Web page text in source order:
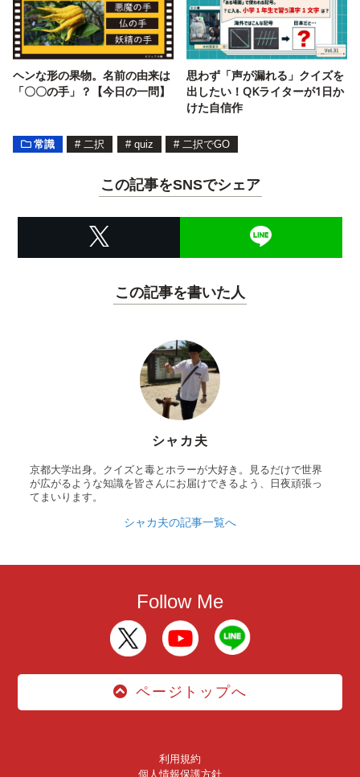
ヘンな形の果物。名前の由来は
「〇〇の手」？【今日の一問】
思わず「声が漏れる」クイズを
出したい！QKライターが1日か
けた自信作
常識 # 二択 # quiz # 二択でGO
この記事をSNSでシェア
この記事を書いた人
シャカ夫
京都大学出身。クイズと毒とホラーが大好き。見るだけで世界
が広がるような知識を皆さんにお届けできるよう、日夜頑張っ
てまいります。
シャカ夫の記事一覧へ
Follow Me
ページトップへ
利用規約
個人情報保護方針